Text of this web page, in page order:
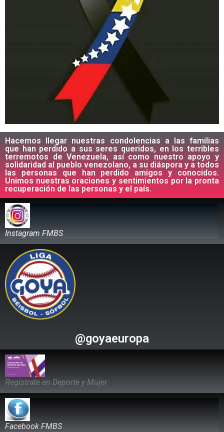
Hacemos llegar nuestras condolencias a las familias
que han perdido a sus seres queridos, en los terribles
terremotos de Venezuela, así como nuestro apoyo y
solidaridad al pueblo venezolano, a su diáspora y a todos
las personas que han perdido amigos y conocidos.
Unimos nuestras oraciones y sentimientos por la pronta
recuperación de las personas y el país.
Instagram FMBS
@goyaeuropa
Regístrate en Deporte y Mujer
Facebook FMBS